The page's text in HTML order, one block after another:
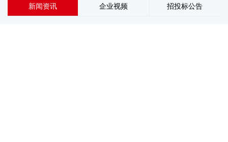
新闻资讯 企业视频 招投标公告